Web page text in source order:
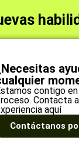
contigo
Contacta
aquí
Contáctanos